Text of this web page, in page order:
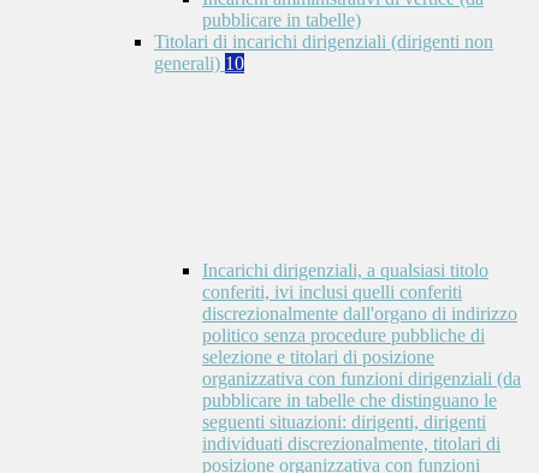
pubblicare in tabelle)
Titolari di incarichi dirigenziali (dirigenti non
generali) 10
Incarichi dirigenziali, a qualsiasi titolo
conferiti, ivi inclusi quelli conferiti
discrezionalmente dall'organo di indirizzo
politico senza procedure pubbliche di
selezione e titolari di posizione
organizzativa con funzioni dirigenziali (da
pubblicare in tabelle che distinguano le
seguenti situazioni: dirigenti, dirigenti
individuati discrezionalmente, titolari di
posizione organizzativa con funzioni